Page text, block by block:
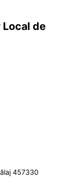
de
457330